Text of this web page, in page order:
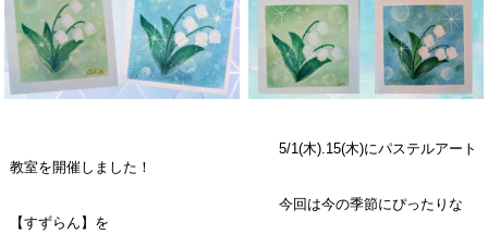
5/1(木).15(木)にパステルアート
教室を開催しました！
今回は今の季節にぴったりな
【すずらん】を